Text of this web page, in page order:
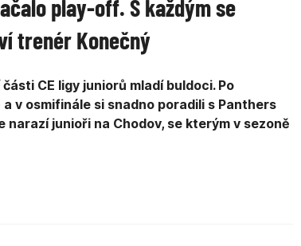
play-off. S každým se
trenér Konečný
CE ligy juniorů mladí buldoci. Po
v osmifinále si snadno poradili s Panthers
junioři na Chodov, se kterým v sezoně